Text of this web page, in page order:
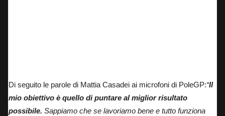
Di seguito le parole di Mattia Casadei ai microfoni di PoleGP:“Il
mio obiettivo è quello di puntare al miglior risultato
possibile. Sappiamo che se lavoriamo bene e tutto funziona